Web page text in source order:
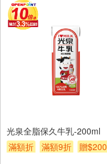
光泉全脂保久牛乳-200ml
滿額折
滿額9折 贈$200